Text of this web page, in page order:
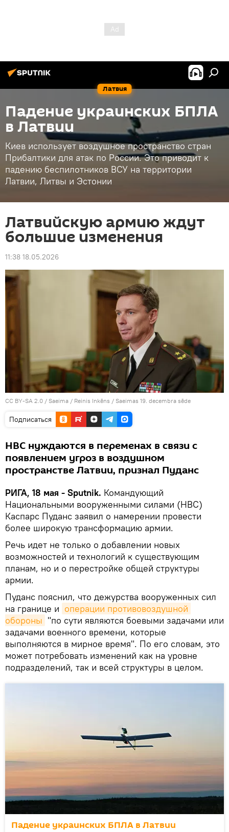
Латвия
Падение украинских БПЛА
в Латвии
Киев использует воздушное пространство стран
Прибалтики для атак по России. Это приводит к
падению беспилотников ВСУ на территории
Латвии, Литвы и Эстонии
Латвийскую армию ждут
большие изменения
11:38 18.05.2026
CC BY-SA 2.0 / Saeima / Reinis Inkēns / Saeimas 19. decembra sēde
Подписаться
НВС нуждаются в переменах в связи с
появлением угроз в воздушном
пространстве Латвии, признал Пуданс
РИГА, 18 мая - Sputnik. Командующий
Национальными вооруженными силами (НВС)
Каспарс Пуданс заявил о намерении провести
более широкую трансформацию армии.
Речь идет не только о добавлении новых
возможностей и технологий к существующим
планам, но и о перестройке общей структуры
армии.
Пуданс пояснил, что дежурства вооруженных сил
на границе и операции противовоздушной
обороны "по сути являются боевыми задачами или
задачами военного времени, которые
выполняются в мирное время". По его словам, это
может потребовать изменений как на уровне
подразделений, так и всей структуры в целом.
Падение украинских БПЛА в Латвии